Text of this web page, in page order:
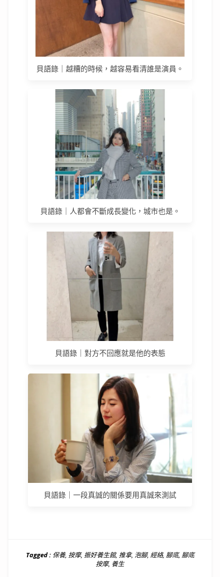
貝語錄｜越糟的時候，越容易看清誰是演員。
貝語錄｜人都會不斷成長變化，城市也是。
貝語錄｜對方不回應就是他的表態
貝語錄｜一段真誠的關係要用真誠來測試
Tagged : 保養, 按摩, 振好養生館, 推拿, 泡腳, 經絡, 腳底, 腳底
按摩, 養生